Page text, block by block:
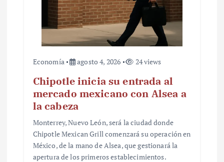
Economía agosto 4, 2026 24 views
Chipotle inicia su entrada al
mercado mexicano con Alsea a
la cabeza
Monterrey, Nuevo León, será la ciudad donde
Chipotle Mexican Grill comenzará su operación en
México, de la mano de Alsea, que gestionará la
apertura de los primeros establecimientos.